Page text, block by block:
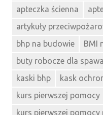
apteczka ścienna
artykuły
bhp na budowie
BMI
buty robocze dla
kaski bhp
kask
kurs pierwszej pomocy
kurs pierwszej pomocy